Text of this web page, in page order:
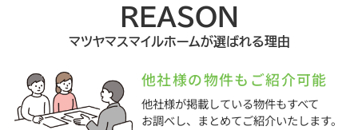
REASON
マツヤマスマイルホームが選ばれる理由
他社様の物件もご紹介可能
他社様が掲載している物件もすべて
お調べし、まとめてご紹介いたします。